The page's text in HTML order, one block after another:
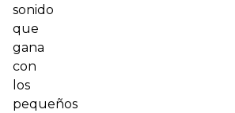
sonido
que
gana
con
los
pequeños